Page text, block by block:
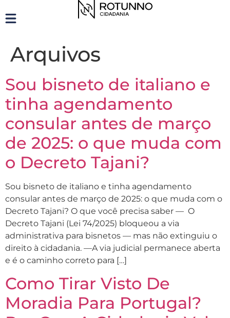
Arquivos
Sou bisneto de italiano e
tinha agendamento
consular antes de março
de 2025: o que muda com
o Decreto Tajani?
Sou bisneto de italiano e tinha agendamento
consular antes de março de 2025: o que muda com o
Decreto Tajani? O que você precisa saber — O
Decreto Tajani (Lei 74/2025) bloqueou a via
administrativa para bisnetos — mas não extinguiu o
direito à cidadania. —A via judicial permanece aberta
e é o caminho correto para […]
Como Tirar Visto De
Moradia Para Portugal?